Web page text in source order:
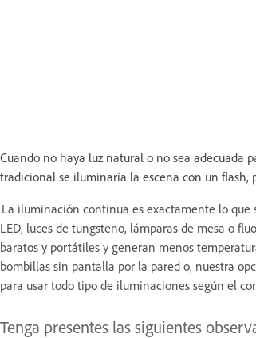
Cuando no haya luz natural o no sea adecuada
tradicional se iluminaría la escena con un
La iluminación continua es exactamente lo
LED, luces de tungsteno, lámparas de mesa o
baratos y portátiles y generan menos
bombillas sin pantalla por la pared o, nuestra
para usar todo tipo de iluminaciones según el
Tenga presentes las siguientes